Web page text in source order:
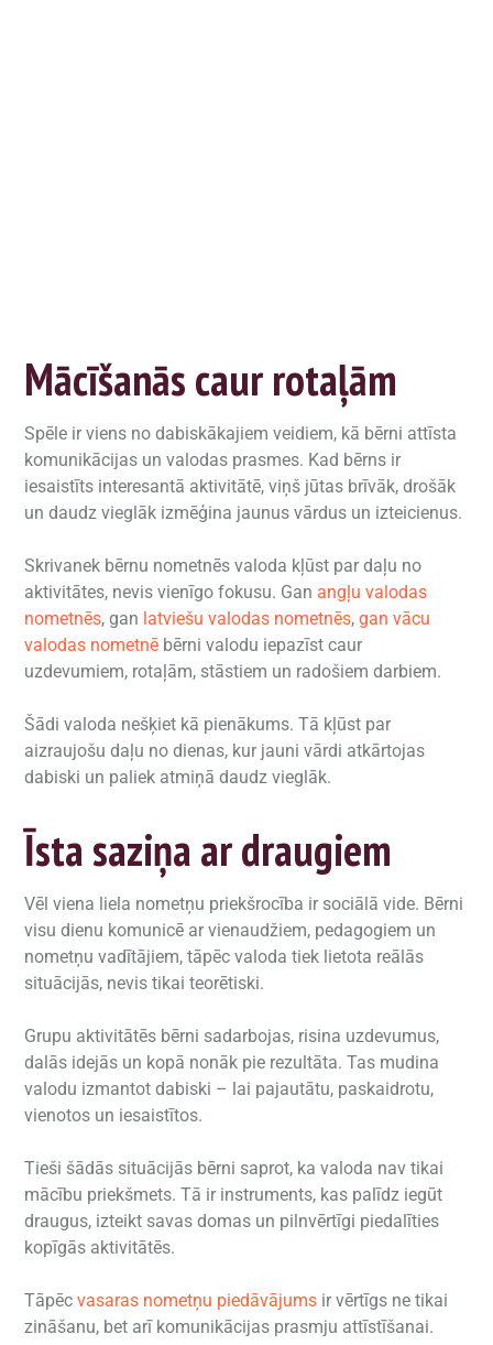
Mācīšanās caur rotaļām
Spēle ir viens no dabiskākajiem veidiem, kā bērni attīsta
komunikācijas un valodas prasmes. Kad bērns ir
iesaistīts interesantā aktivitātē, viņš jūtas brīvāk, drošāk
un daudz vieglāk izmēģina jaunus vārdus un izteicienus.
Skrivanek bērnu nometnēs valoda kļūst par daļu no
aktivitātes, nevis vienīgo fokusu. Gan angļu valodas
nometnēs, gan latviešu valodas nometnēs,gan vācu
valodas nometnē bērni valodu iepazīst caur
uzdevumiem, rotaļām, stāstiem un radošiem darbiem.
Šādi valoda nešķiet kā pienākums. Tā kļūst par
aizraujošu daļu no dienas, kur jauni vārdi atkārtojas
dabiski un paliek atmiņā daudz vieglāk.
Īsta saziņa ar draugiem
Vēl viena liela nometņu priekšrocība ir sociālā vide. Bērni
visu dienu komunicē ar vienaudžiem, pedagogiem un
nometņu vadītājiem, tāpēc valoda tiek lietota reālās
situācijās, nevis tikai teorētiski.
Grupu aktivitātēs bērni sadarbojas, risina uzdevumus,
dalās idejās un kopā nonāk pie rezultāta. Tas mudina
valodu izmantot dabiski – lai pajautātu, paskaidrotu,
vienotos un iesaistītos.
Tieši šādās situācijās bērni saprot, ka valoda nav tikai
mācību priekšmets. Tā ir instruments, kas palīdz iegūt
draugus, izteikt savas domas un pilnvērtīgi piedalīties
kopīgās aktivitātēs.
Tāpēcvasaras nometņu piedāvājums ir vērtīgs ne tikai
zināšanu, bet arī komunikācijas prasmju attīstīšanai.